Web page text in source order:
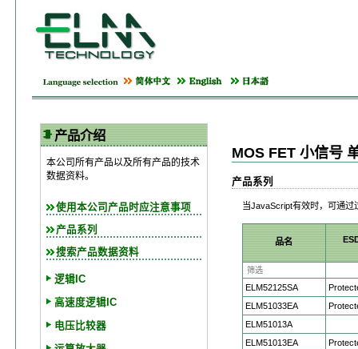
产品介绍
本公司所有产品以及所有产品的技术
数据资料。
使用本公司产品时应注意事项
产品系列
搜索产品数据资料
逻辑IC
高速度逻辑IC
电压比较器
MOS FET 小信号
产品系列
当JavaScript有效时，可通过
品名
ELM52125SA
ELM51033EA
ELM51013A
ELM51013EA